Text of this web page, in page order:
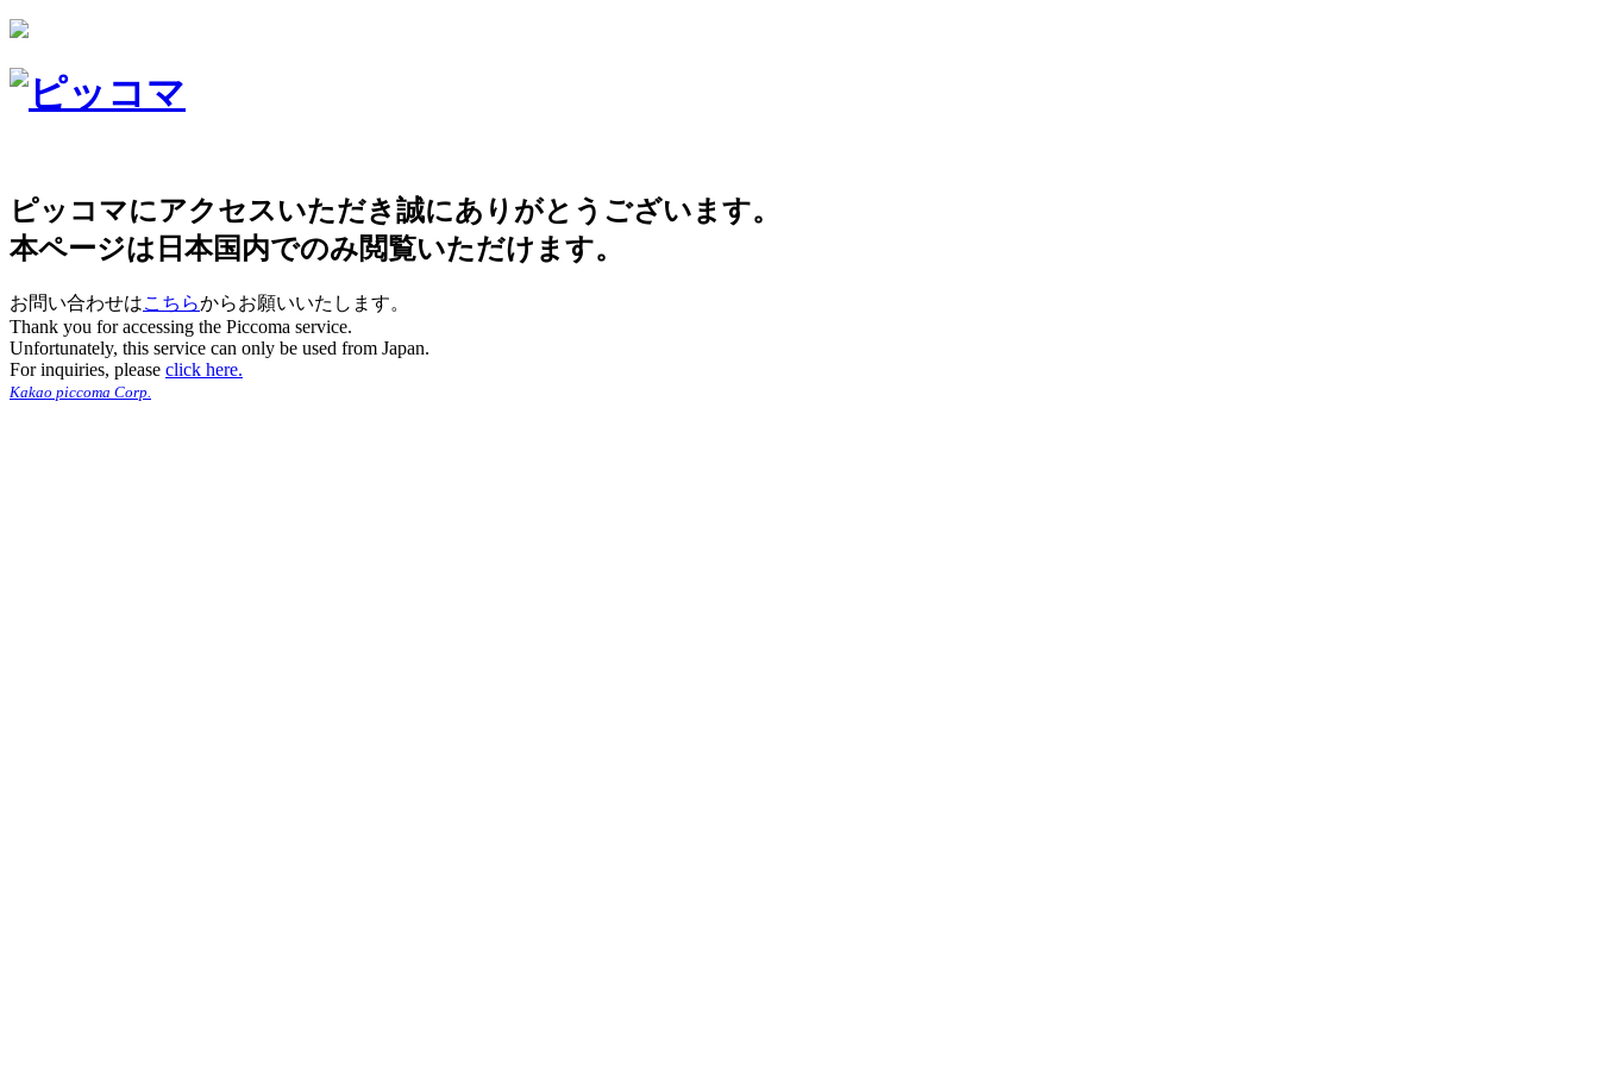
ピッコマにアクセスいただき誠にありがとうございます。
本ページは日本国内でのみ閲覧いただけます。
お問い合わせはこちらからお願いいたします。
Thank you for accessing the Piccoma service.
Unfortunately, this service can only be used from Japan.
For inquiries, please click here.
Kakao piccoma Corp.